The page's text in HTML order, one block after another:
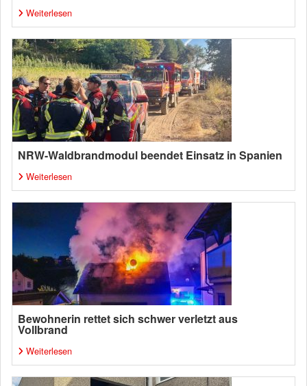
Weiterlesen
NRW-Waldbrandmodul beendet Einsatz in Spanien
Weiterlesen
Bewohnerin rettet sich schwer verletzt aus
Vollbrand
Weiterlesen